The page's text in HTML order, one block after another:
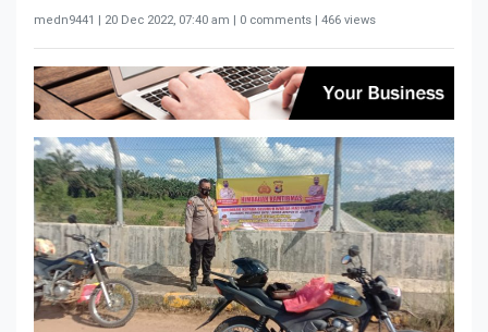
medn9441 | 20 Dec 2022, 07:40 am | 0 comments | 466 views